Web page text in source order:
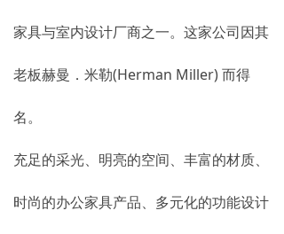
家具与室内设计厂商之一。这家公司因其
老板赫曼．米勒(Herman Miller) 而得
名。
充足的采光、明亮的空间、丰富的材质、
时尚的办公家具产品、多元化的功能设计